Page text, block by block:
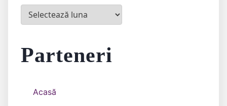
Arhive
Parteneri
Acasă